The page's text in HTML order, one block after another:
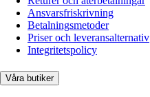
Ansvarsfriskrivning
Betalningsmetoder
Priser och leveransalternativ
Integritetspolicy
Våra butiker